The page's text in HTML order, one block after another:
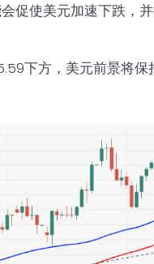
促使美元加速下跌，
下方，美元前景将保